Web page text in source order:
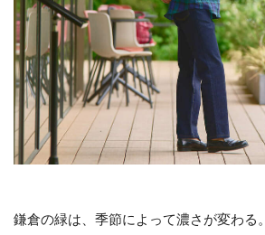
鎌倉の緑は、季節によって濃さが変わる。